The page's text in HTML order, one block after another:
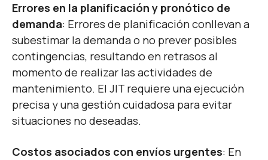
Errores en la planificación y pronótico de
demanda: Errores de planificación conllevan a
subestimar lademanda o no prever posibles
contingencias, resultando en retrasos al
momento de realizar las actividades de
mantenimiento. El JIT requiere una ejecución
precisa y una gestión cuidadosa para evitar
situaciones no deseadas.
Costos asociados con envíos urgentes: En